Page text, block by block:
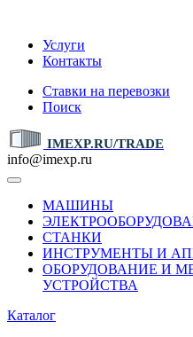
Услуги
Контакты
Ставки на перевозки
Поиск
IMEXP.RU/TRADE
info@imexp.ru
МАШИНЫ
СТАНКИ
ИНСТРУМЕНТЫ И
ОБОРУДОВАНИЕ И
УСТРОЙСТВА
Каталог